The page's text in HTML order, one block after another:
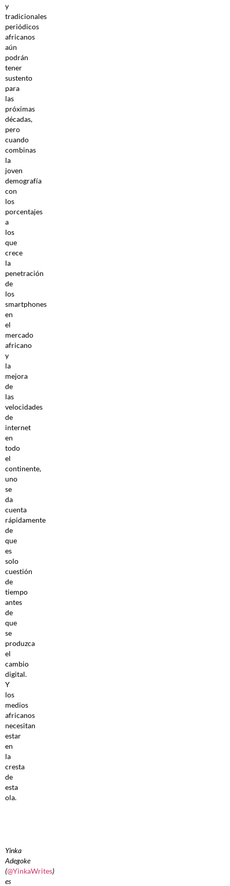
y
tradicionales
periódicos
africanos
aún
podrán
tener
sustento
para
las
próximas
décadas,
pero
cuando
combinas
la
joven
demografía
con
los
porcentajes
a
los
que
crece
la
penetración
de
los
smartphones
en
el
mercado
africano
y
la
mejora
de
las
velocidades
de
internet
en
todo
el
continente,
uno
se
da
cuenta
rápidamente
de
que
es
solo
cuestión
de
tiempo
antes
de
que
se
produzca
el
cambio
digital.
Y
los
medios
africanos
necesitan
estar
en
la
cresta
de
esta
ola.
Yinka
Adegoke
(@YinkaWrites)
es